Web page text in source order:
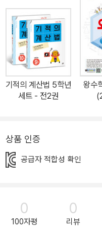
학습합니다. 반복연습이 중요
제형, 응용계산형, 빈칸추론
제에 연산을 적용해 보면서
한 수학기초를 다질 수 있습니다. ▶ 뜯기 한 장으로 언제, 어
공부할 수 있습니다. 한 장씩
어 있어 언제 어디서든 필요한
장씩 꾸준히 풀면서 공부 습관
기적의 계산법 5학년
세트 - 전2권
왕수
상품 인증
공급자 적합성 확인
0
100자평
0
리뷰